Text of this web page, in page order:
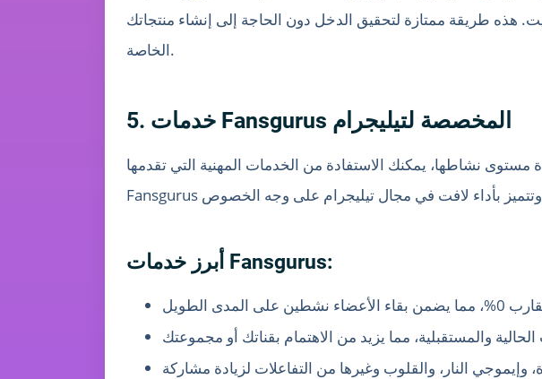
هذه طريقة ممتازة لتحقيق الدخل دون الحاجة إلى إنشاء منتجاتك
الخاصة.
5. خدمات Fansgurus المخصصة لتيليجرام
أبرز خدمات Fansgurus:
وإيموجي النار، والقلوب وغيرها من التفاعلات لزيادة مشاركة